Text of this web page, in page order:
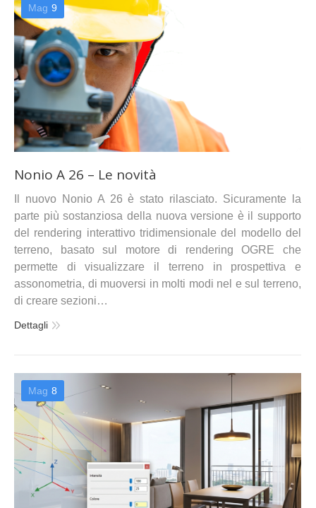
Mag 9
Nonio A 26 – Le novità
Il nuovo Nonio A 26 è stato rilasciato. Sicuramente la
parte più sostanziosa della nuova versione è il supporto
del rendering interattivo tridimensionale del modello del
terreno, basato sul motore di rendering OGRE che
permette di visualizzare il terreno in prospettiva e
assonometria, di muoversi in molti modi nel e sul terreno,
di creare sezioni…
Dettagli
Mag 8